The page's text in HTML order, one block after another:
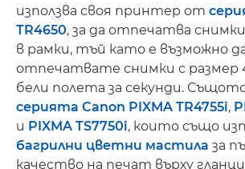
използва своя принтер от
TR4650, за да отпечатва
в рамки, тъй като е възможно
отпечатвате снимки с размер
бели полета за секунди.
серията Canon PIXMA TR4755i,
и PIXMA TS7750i, които също
багрилни цветни мастила за
качество на печат върху